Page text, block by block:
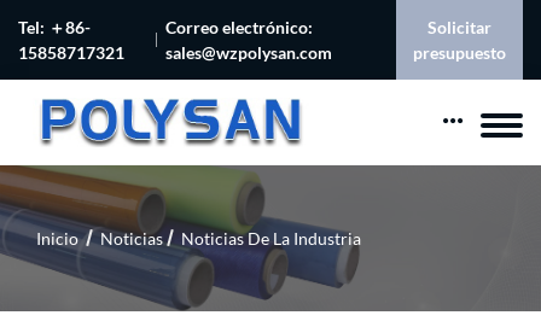
Tel: ＋86-
15858717321
Correo electrónico:
sales@wzpolysan.com
Solicitar
presupuesto
Inicio Noticias Noticias De La Industria